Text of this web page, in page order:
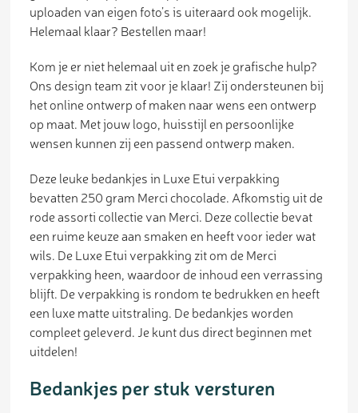
uploaden van eigen foto’s is uiteraard ook mogelijk.
Helemaal klaar? Bestellen maar!
Kom je er niet helemaal uit en zoek je grafische hulp?
Ons design team zit voor je klaar! Zij ondersteunen bij
het online ontwerp of maken naar wens een ontwerp
op maat. Met jouw logo, huisstijl en persoonlijke
wensen kunnen zij een passend ontwerp maken.
Deze leuke bedankjes in Luxe Etui verpakking
bevatten 250 gram Merci chocolade. Afkomstig uit de
rode assorti collectie van Merci. Deze collectie bevat
een ruime keuze aan smaken en heeft voor ieder wat
wils. De Luxe Etui verpakking zit om de Merci
verpakking heen, waardoor de inhoud een verrassing
blijft. De verpakking is rondom te bedrukken en heeft
een luxe matte uitstraling. De bedankjes worden
compleet geleverd. Je kunt dus direct beginnen met
uitdelen!
Bedankjes per stuk versturen